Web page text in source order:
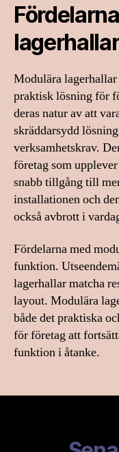
lagerhallar
Modulära
praktisk lösning för
deras natur av att
skräddarsydd
verksamhetskrav.
företag som
snabb tillgång till
installationen och
också avbrott i
Fördelarna med
funktion.
lagerhallar matcha
layout. Modulära
både det praktiska
för företag att
funktion i åtanke.